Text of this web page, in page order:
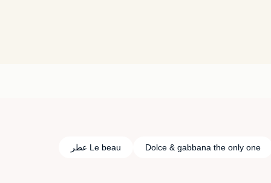
Dolce & gabbana the only one Le beau عطر